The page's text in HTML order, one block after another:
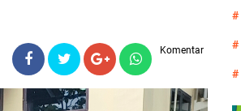
Komentar